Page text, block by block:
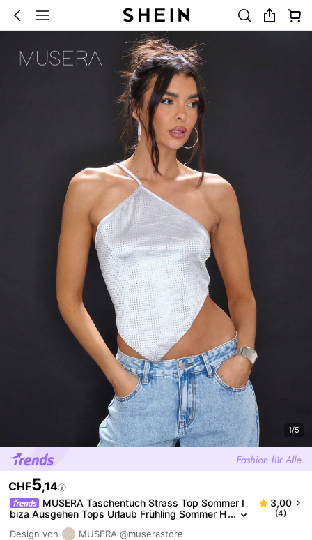
1/5
CHF5,14
MUSERA Taschentuch Strass Top Sommer I
biza Ausgehen Tops Urlaub Frühling Sommer H
erbst Party Festival Karneval Feiertag
3,00
(4)
Design von MUSERA @muserastore